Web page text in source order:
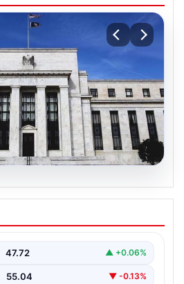
47.72 ▲ +0.06%
55.04 ▼ -0.13%